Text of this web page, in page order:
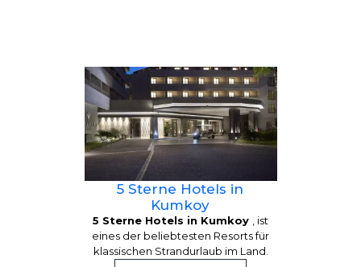
5 Sterne Hotels in
Kumkoy
5 Sterne Hotels in Kumkoy
, ist
eines der beliebtesten Resorts für
klassischen Strandurlaub im Land.